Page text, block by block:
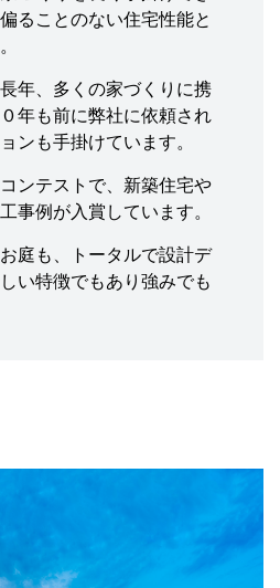
ることのない住宅性能と
年、多くの家づくりに携
年も前に弊社に依頼され
ンも手掛けています。
ンテストで、新築住宅や
事例が入賞しています。
庭も、トータルで設計デ
い特徴でもあり強みでも